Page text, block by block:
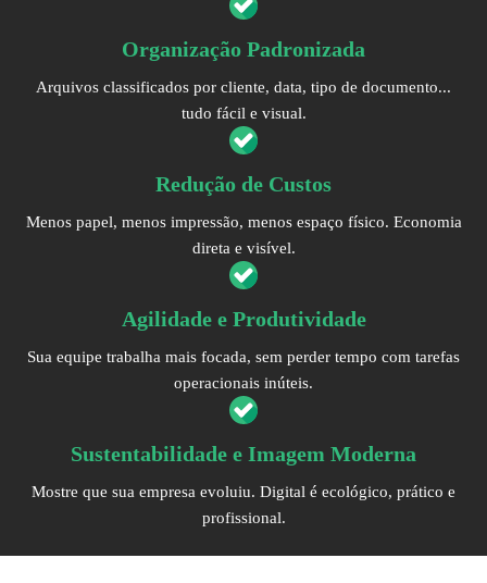
Organização Padronizada
Arquivos classificados por cliente, data, tipo de documento...
tudo fácil e visual.
Redução de Custos
Menos papel, menos impressão, menos espaço físico. Economia
direta e visível.
Agilidade e Produtividade
Sua equipe trabalha mais focada, sem perder tempo com tarefas
operacionais inúteis.
Sustentabilidade e Imagem Moderna
Mostre que sua empresa evoluiu. Digital é ecológico, prático e
profissional.